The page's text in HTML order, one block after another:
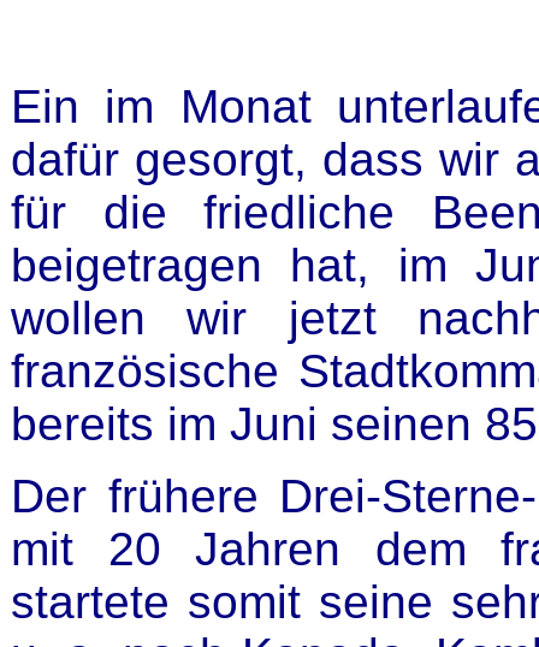
Ein im Monat
dafür gesorgt, dass wir
für die friedliche
beigetragen hat, im
wollen wir jetzt
französische
bereits im Juni seinen
Der frühere Drei-
mit 20 Jahren dem
startete somit seine